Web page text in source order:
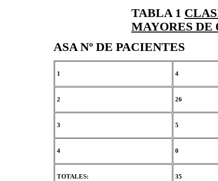
TABLA 1
MAYORES DE
ASA Nº DE PACIENTES
1 4
2 26
3 5
4 0
TOTALES: 35